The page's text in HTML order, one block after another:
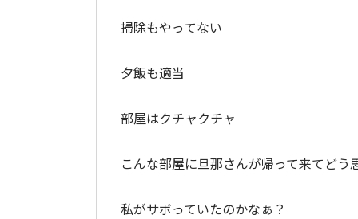
掃除もやってない
夕飯も適当
部屋はクチャクチャ
こんな部屋に旦那さんが帰って来てどう
私がサボっていたのかなぁ？